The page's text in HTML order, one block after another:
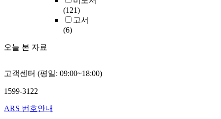
(121)
고서
(6)
오늘 본 자료
고객센터 (평일: 09:00~18:00)
1599-3122
ARS 번호안내